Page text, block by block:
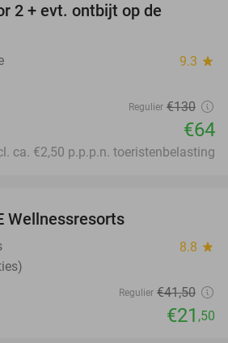
2 + evt. ontbijt op de
9.3 star
Regulier €130
€64
ca. €2,50 p.p.p.n. toeristenbelasting
Wellnessresorts
8.8 star
Regulier €41,50
€21 ,50